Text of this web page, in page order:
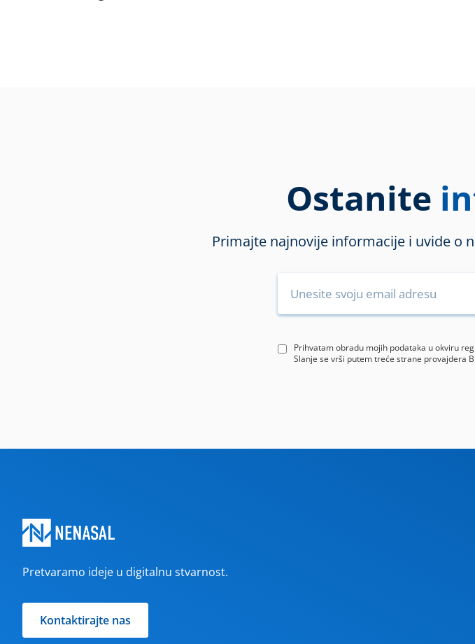
Ostanite
Primajte najnovije informacije i uvide o
Prihvatam obradu mojih podataka u okviru
Slanje se vrši putem treće strane provajdera
Pretvaramo ideje u digitalnu stvarnost.
Kontaktirajte nas